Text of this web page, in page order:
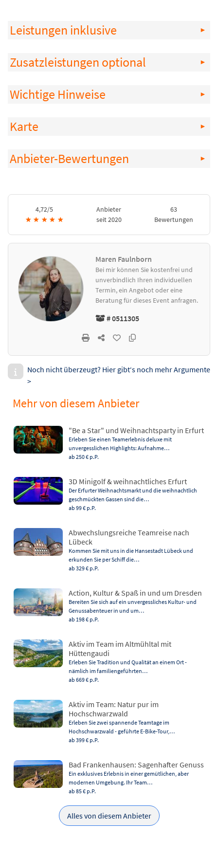
Leistungen inklusive
Zusatzleistungen optional
Wichtige Hinweise
Karte
Anbieter-Bewertungen
4,72/5
★ ★ ★ ★ ★
Anbieter
seit 2020
63
Bewertungen
Maren Faulnborn
Bei mir können Sie kostenfrei und
unverbindlich Ihren individuellen
Termin, ein Angebot oder eine
Beratung für dieses Event anfragen.
# 0511305
Noch nicht überzeugt? Hier gibt‘s noch mehr Argumente
>
Mehr von diesem Anbieter
"Be a Star" und Weihnachtsparty in Erfurt
Erleben Sie einen Teamerlebnis deluxe mit
unvergesslichen Highlights: Aufnahme…
ab 250 € p.P.
3D Minigolf & weihnachtliches Erfurt
Der Erfurter Weihnachtsmarkt und die weihnachtlich
geschmückten Gassen sind die…
ab 99 € p.P.
Abwechslungsreiche Teamreise nach
Lübeck
Kommen Sie mit uns in die Hansestadt Lübeck und
erkunden Sie per Schiff die…
ab 329 € p.P.
Action, Kultur & Spaß in und um Dresden
Bereiten Sie sich auf ein unvergessliches Kultur- und
Genussabenteuer in und um…
ab 198 € p.P.
Aktiv im Team im Altmühltal mit
Hüttengaudi
Erleben Sie Tradition und Qualität an einem Ort -
nämlich im familiengeführten…
ab 669 € p.P.
Aktiv im Team: Natur pur im
Hochschwarzwald
Erleben Sie zwei spannende Teamtage im
Hochschwarzwald - geführte E-Bike-Tour,…
ab 399 € p.P.
Bad Frankenhausen: Sagenhafter Genuss
Ein exklusives Erlebnis in einer gemütlichen, aber
modernen Umgebung. Ihr Team…
ab 85 € p.P.
Alles von diesem Anbieter